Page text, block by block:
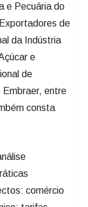
e Pecuária do
de
da Indústria
e
de
Embraer, entre
consta
comércio